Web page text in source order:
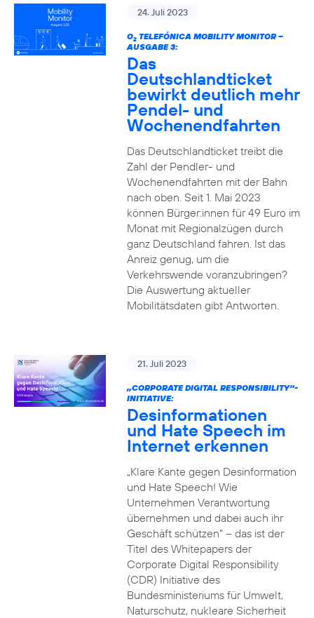
24. Juli 2023
O2TELEFÓNICA MOBILITY MONITOR –
AUSGABE 3:
Das
Deutschlandticket
bewirkt deutlich mehr
Pendel- und
Wochenendfahrten
Das Deutschlandticket treibt die
Zahl der Pendler- und
Wochenendfahrten mit der Bahn
nach oben. Seit 1. Mai 2023
können Bürger:innen für 49 Euro im
Monat mit Regionalzügen durch
ganz Deutschland fahren. Ist das
Anreiz genug, um die
Verkehrswende voranzubringen?
Die Auswertung aktueller
Mobilitätsdaten gibt Antworten.
21. Juli 2023
„CORPORATE DIGITAL RESPONSIBILITY“-
INITIATIVE:
Desinformationen
und Hate Speech im
Internet erkennen
„Klare Kante gegen Desinformation
und Hate Speech! Wie
Unternehmen Verantwortung
übernehmen und dabei auch ihr
Geschäft schützen“ – das ist der
Titel des Whitepapers der
Corporate Digital Responsibility
(CDR) Initiative des
Bundesministeriums für Umwelt,
Naturschutz, nukleare Sicherheit